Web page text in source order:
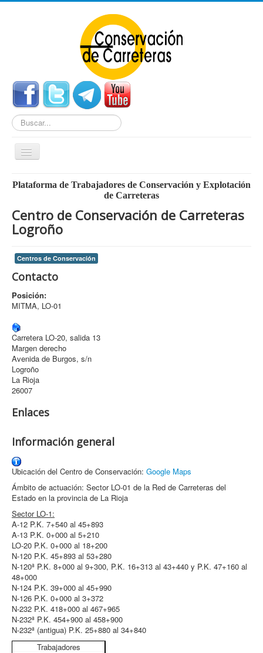
Buscar...
Cambiar
navegación
Home
Centros de Conservación
Empleo
Enlaces Externos
Archivo
Formularios
Plataforma de Trabajadores de Conservación y Explotación
de Carreteras
Centro de Conservación de Carreteras
Logroño
Centros de Conservación
Contacto
Posición:
MITMA, LO-01
Carretera LO-20, salida 13
Margen derecho
Avenida de Burgos, s/n
Logroño
La Rioja
26007
Enlaces
Información general
Ubicación del Centro de Conservación: Google Maps
Ámbito de actuación: Sector LO-01 de la Red de Carreteras del
Estado en la provincia de La Rioja
Sector LO-1:
A-12 P.K. 7+540 al 45+893
A-13 P.K. 0+000 al 5+210
LO-20 P.K. 0+000 al 18+200
N-120 P.K. 45+893 al 53+280
N-120ª P.K. 8+000 al 9+300, P.K. 16+313 al 43+440 y P.K. 47+160 al
48+000
N-124 P.K. 39+000 al 45+990
N-126 P.K. 0+000 al 3+372
N-232 P.K. 418+000 al 467+965
N-232ª P.K. 454+900 al 458+900
N-232ª (antigua) P.K. 25+880 al 34+840
Trabajadores